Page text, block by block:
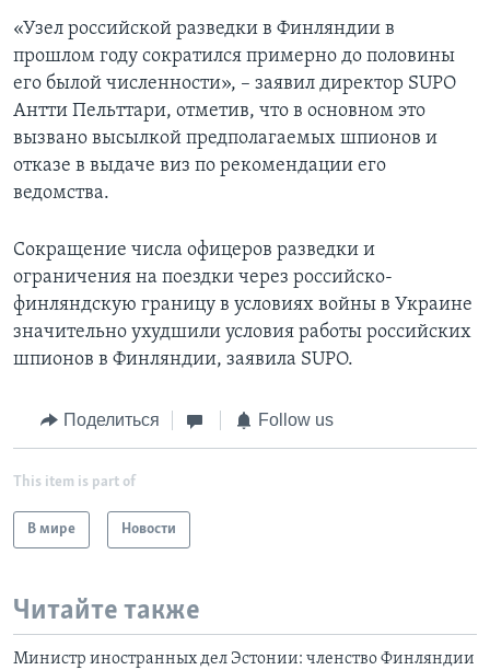
«Узел российской разведки в Финляндии в
прошлом году сократился примерно до половины
его былой численности», – заявил директор SUPO
Антти Пельттари, отметив, что в основном это
вызвано высылкой предполагаемых шпионов и
отказе в выдаче виз по рекомендации его
ведомства.
Сокращение числа офицеров разведки и
ограничения на поездки через российско-
финляндскую границу в условиях войны в Украине
значительно ухудшили условия работы российских
шпионов в Финляндии, заявила SUPO.
Поделиться Follow us
This item is part of
В мире Новости
Читайте также
Министр иностранных дел Эстонии: членство Финляндии